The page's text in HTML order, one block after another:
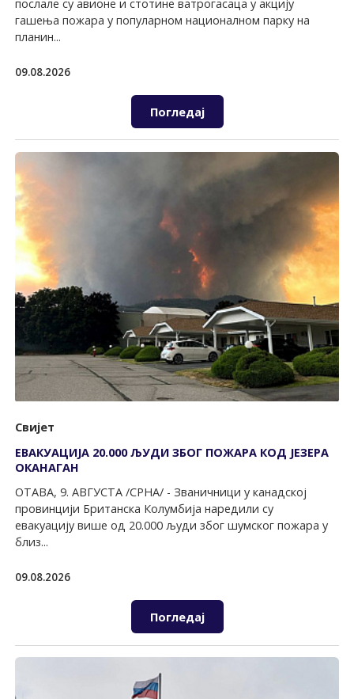
послале су авионе и стотине ватрогасаца у акцију
гашења пожара у популарном националном парку на
планин...
09.08.2026
Погледај
Свијет
ЕВАКУАЦИЈА 20.000 ЉУДИ ЗБОГ ПОЖАРА КОД ЈЕЗЕРА
ОКАНАГАН
ОТАВА, 9. АВГУСТА /СРНА/ - Званичници у канадској
провинцији Британска Колумбија наредили су
евакуацију више од 20.000 људи због шумског пожара у
близ...
09.08.2026
Погледај